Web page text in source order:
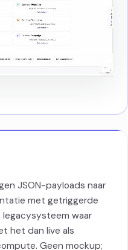
JSON-payloads naar
met getriggerde
waar
het dan live als
Geen mockup;